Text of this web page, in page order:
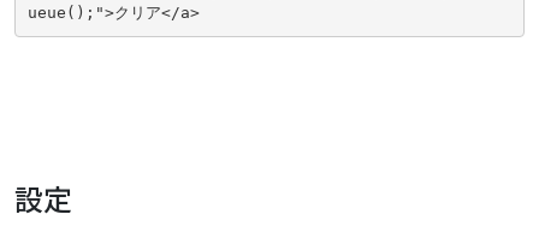
ueue();">クリア</a>
設定